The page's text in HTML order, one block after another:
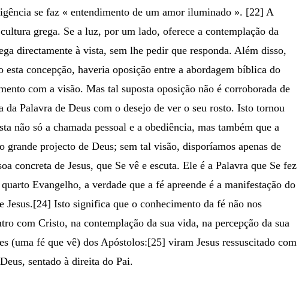
se faz « entendimento de um amor iluminado ». [22] A
grega. Se a luz, por um lado, oferece a contemplação da
directamente à vista, sem lhe pedir que responda. Além disso,
concepção, haveria oposição entre a abordagem bíblica do
com a visão. Mas tal suposta oposição não é corroborada de
Palavra de Deus com o desejo de ver o seu rosto. Isto tornou
não só a chamada pessoal e a obediência, mas também que a
projecto de Deus; sem tal visão, disporíamos apenas de
concreta de Jesus, que Se vê e escuta. Ele é a Palavra que Se fez
Evangelho, a verdade que a fé apreende é a manifestação do
Jesus.[24] Isto significa que o conhecimento da fé não nos
com Cristo, na contemplação da sua vida, na percepção da sua
(uma fé que vê) dos Apóstolos:[25] viram Jesus ressuscitado com
sentado à direita do Pai.